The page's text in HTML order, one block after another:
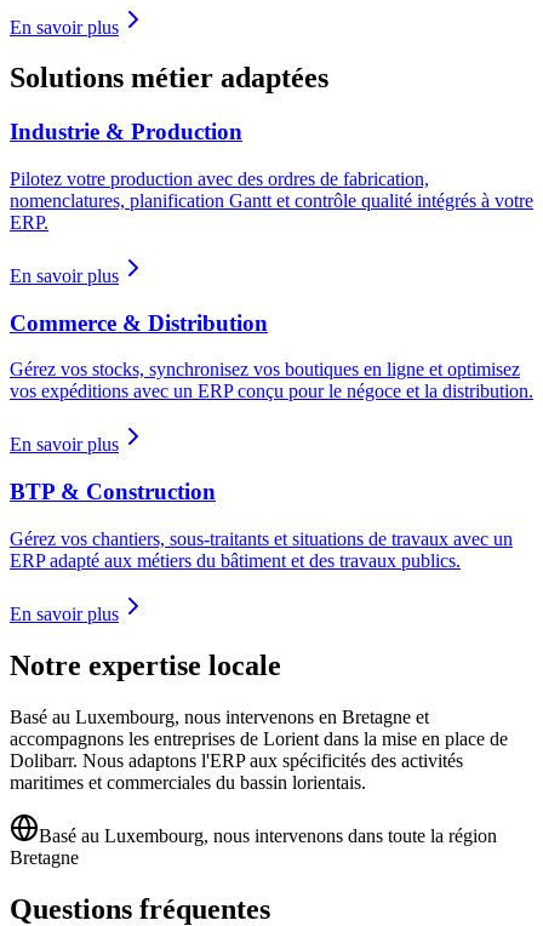
En savoir plus
Solutions métier adaptées
Industrie & Production
Pilotez votre production avec des ordres de fabrication,
nomenclatures, planification Gantt et contrôle qualité intégrés à votre
ERP.
En savoir plus
Commerce & Distribution
Gérez vos stocks, synchronisez vos boutiques en ligne et optimisez
vos expéditions avec un ERP conçu pour le négoce et la distribution.
En savoir plus
BTP & Construction
Gérez vos chantiers, sous-traitants et situations de travaux avec un
ERP adapté aux métiers du bâtiment et des travaux publics.
En savoir plus
Notre expertise locale
Basé au Luxembourg, nous intervenons en Bretagne et
accompagnons les entreprises de Lorient dans la mise en place de
Dolibarr. Nous adaptons l'ERP aux spécificités des activités
maritimes et commerciales du bassin lorientais.
Basé au Luxembourg, nous intervenons dans toute la région
Bretagne
Questions fréquentes